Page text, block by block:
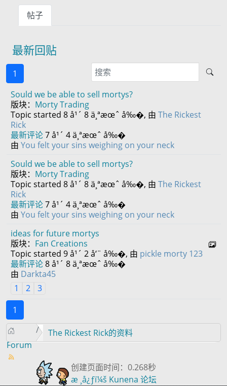
帖子
最新回贴
1
Sould we be able to sell mortys?
版块： Morty Trading
Topic started 8 å¹´ 8 ä¸ªæœˆ å‰�, 由 The Rickest
Rick
最新评论7 å¹´ 4 ä¸ªæœˆ å‰�
由 You felt your sins weighing on your neck
Sould we be able to sell mortys?
版块： Morty Trading
Topic started 8 å¹´ 8 ä¸ªæœˆ å‰�, 由 The Rickest
Rick
最新评论7 å¹´ 4 ä¸ªæœˆ å‰�
由 You felt your sins weighing on your neck
ideas for future mortys
版块： Fan Creations
Topic started 9 å¹´ 2 å‘¨ å‰�, 由 pickle morty 123
最新评论8 å¹´ 8 ä¸ªæœˆ å‰�
由 Darkta45
1
2
3
1
Forum
The Rickest Rick的资料
创建页面时间：0.268秒
æ ¸å¿ƒï¼š Kunena 论坛